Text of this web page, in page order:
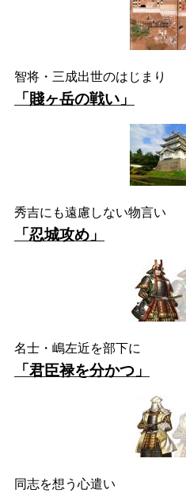
智将・三成出世のはじまり
「賤ヶ岳の戦い」
秀吉にも遠慮しない物言い
「忍城攻め」
名士・嶋左近を部下に
「君臣禄を分かつ」
同志を想う心遣い